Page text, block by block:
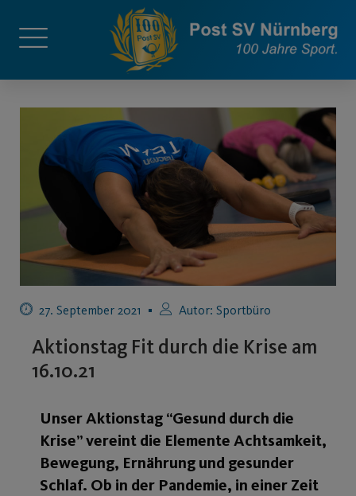
27. September 2021 Autor: Sportbüro
Aktionstag Fit durch die Krise am
16.10.21
Unser Aktionstag “Gesund durch die
Krise” vereint die Elemente Achtsamkeit,
Bewegung, Ernährung und gesunder
Schlaf. Ob in der Pandemie, in einer Zeit